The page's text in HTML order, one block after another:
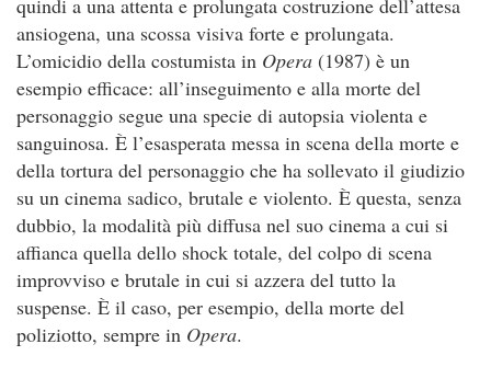
quindi a una attenta e prolungata costruzione dell’attesa
ansiogena, una scossa visiva forte e prolungata.
L’omicidio della costumista in Opera (1987) è un
esempio efficace: all’inseguimento e alla morte del
personaggio segue una specie di autopsia violenta e
sanguinosa. È l’esasperata messa in scena della morte e
della tortura del personaggio che ha sollevato il giudizio
su un cinema sadico, brutale e violento. È questa, senza
dubbio, la modalità più diffusa nel suo cinema a cui si
affianca quella dello shock totale, del colpo di scena
improvviso e brutale in cui si azzera del tutto la
suspense. È il caso, per esempio, della morte del
poliziotto, sempre in Opera.